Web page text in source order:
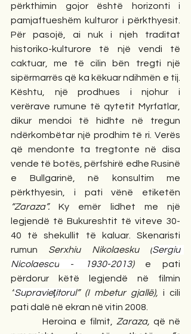
përkthimin gojor është horizonti i
pamjaftueshëm kulturor i përkthyesit.
Për pasojë, ai nuk i njeh traditat
historiko-kulturore të një vendi të
caktuar, me të cilin bën tregti një
sipërmarrës që ka këkuar ndihmën e tij.
Kështu, një prodhues i njohur i
verërave rumune të qytetit Myrfatlar,
dikur mendoi të hidhte në tregun
ndërkombëtar një prodhim të ri. Verës
që mendonte ta tregtonte në disa
vende të botës, përfshirë edhe Rusinë
e Bullgarinë, në konsultim me
“Zaraza”. Ky emër lidhet me një
legjendë të Bukureshtit të viteve 30-
40 të shekullit të kaluar. Skenaristi
rumun Serxhiu Nikolaesku (Sergiu
Nicolaescu - 1930-2013) e pati
“Supravieţitorul” (I mbetur gjallë), i cili
pati dalë në ekran në vitin 2008.
         Heroina e filmit,
Zaraza, që në